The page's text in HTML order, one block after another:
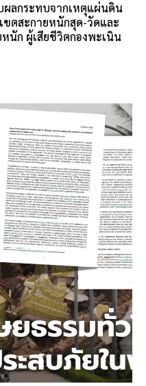
ผลกระทบจากเหตุแผ่นดิน
ขตสะกายหนักสุด-วัดและ
นัก ผู้เสียชีวิตกองพะเนิน